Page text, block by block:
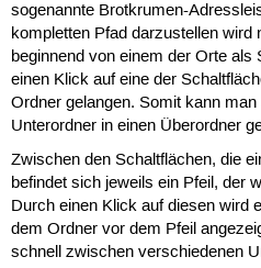
sogenannte Brotkrumen-
kompletten Pfad darzustellen wird
beginnend von einem der Orte
einen Klick auf eine der
Ordner gelangen. Somit kann
Unterordner in einen Überordner
Zwischen den Schaltflächen, die
befindet sich jeweils ein Pfeil, der
Durch einen Klick auf diesen wird
dem Ordner vor dem Pfeil
schnell zwischen verschiedenen